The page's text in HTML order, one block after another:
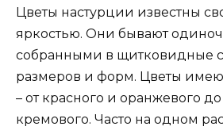
Цветы настурции известны
яркостью. Они бывают
собранными в щитковидные
размеров и форм. Цветы
– от красного и оранжевого
кремового. Часто на одном